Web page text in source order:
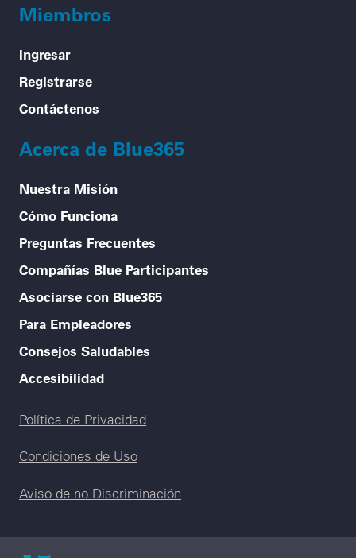
Miembros
Ingresar
Registrarse
Contáctenos
Acerca de Blue365
Nuestra Misión
Cómo Funciona
Preguntas Frecuentes
Compañías Blue Participantes
Asociarse con Blue365
Para Empleadores
Consejos Saludables
Accesibilidad
Legal menu
Política de Privacidad
Condiciones de Uso
Aviso de no Discriminación